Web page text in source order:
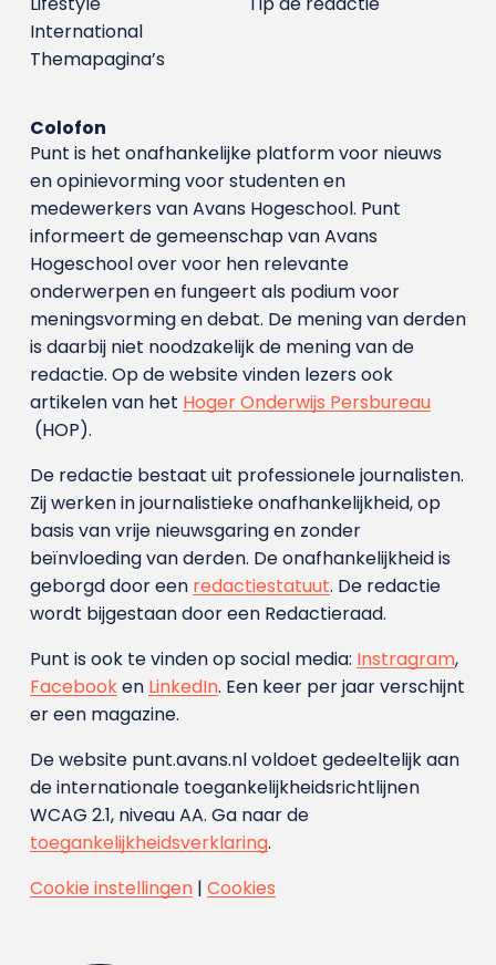
International
Themapagina’s
Colofon
Punt is het onafhankelijke platform voor nieuws
en opinievorming voor studenten en
medewerkers van Avans Hoge­school. Punt
informeert de gemeenschap van Avans
Hogeschool over voor hen relevante
onderwerpen en fungeert als podium voor
meningsvorming en debat. De mening van derden
is daarbij niet noodzakelijk de mening van de
redactie. Op de website vinden lezers ook
artikelen van het Hoger Onderwijs Persbureau
(HOP).
De redactie bestaat uit professionele journalisten.
Zij werken in journalistieke onafhankelijkheid, op
basis van vrije nieuwsgaring en zonder
beïnvloeding van derden. De onafhankelijkheid is
geborgd door een redactiestatuut. De redactie
wordt bijgestaan door een Redactieraad.
Punt is ook te vinden op social media: Instragram,
Facebooken LinkedIn. Een keer per jaar verschijnt
er een magazine.
De website punt.avans.nl voldoet gedeeltelijk aan
de internationale toegankelijkheidsrichtlijnen
WCAG 2.1, niveau AA. Ga naar de
toegankelijkheidsverklaring.
Cookie instellingen| Cookies